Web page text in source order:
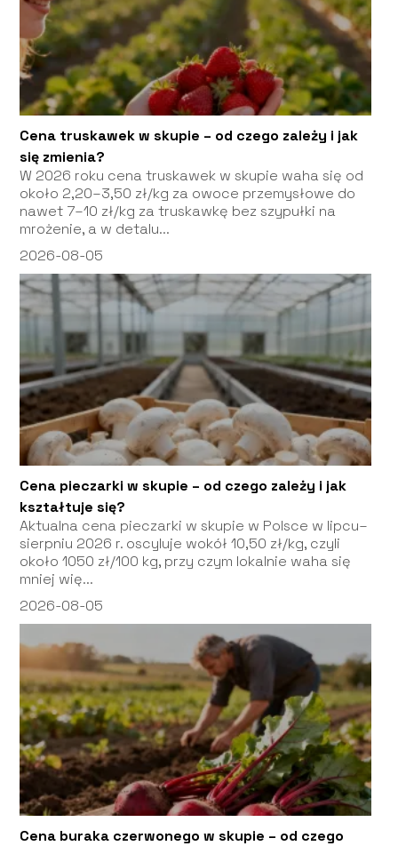
Cena truskawek w skupie – od czego zależy i jak
się zmienia?
W 2026 roku cena truskawek w skupie waha się od
około 2,20–3,50 zł/kg za owoce przemysłowe do
nawet 7–10 zł/kg za truskawkę bez szypułki na
mrożenie, a w detalu...
2026-08-05
Cena pieczarki w skupie – od czego zależy i jak
kształtuje się?
Aktualna cena pieczarki w skupie w Polsce w lipcu–
sierpniu 2026 r. oscyluje wokół 10,50 zł/kg, czyli
około 1050 zł/100 kg, przy czym lokalnie waha się
mniej wię...
2026-08-05
Cena buraka czerwonego w skupie – od czego